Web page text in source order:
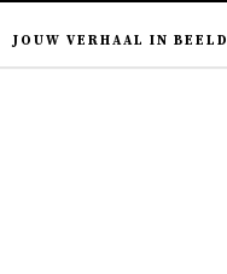
JOUW VERHAAL IN BEELD